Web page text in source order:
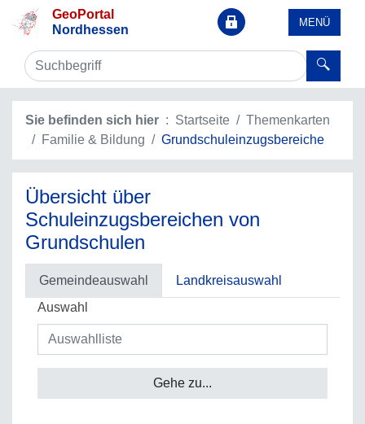
GeoPortal
Nordhessen
MENÜ
Sie befinden sich hier Startseite
Themenkarten
Familie & Bildung
Grundschuleinzugsbereiche
Übersicht über
Schuleinzugsbereichen von
Grundschulen
Gemeindeauswahl
Landkreisauswahl
Auswahl
Gehe zu...